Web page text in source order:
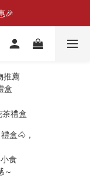
coupon
🎉
、澳門）
推薦
盒
盒🐴，
食
～